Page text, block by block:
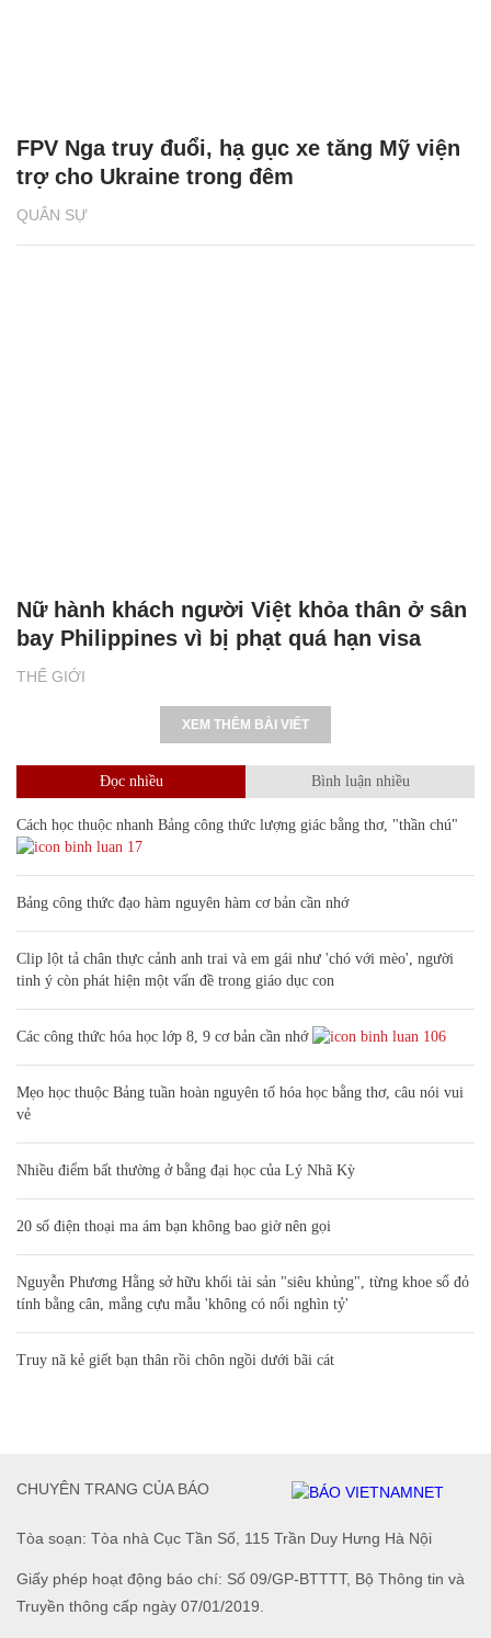
QUÂN SỰ
FPV Nga truy đuổi, hạ gục xe tăng Mỹ viện
trợ cho Ukraine trong đêm
THẾ GIỚI
Nữ hành khách người Việt khỏa thân ở sân
bay Philippines vì bị phạt quá hạn visa
XEM THÊM BÀI VIẾT
Đọc nhiều Bình luận nhiều
Cách học thuộc nhanh Bảng công thức lượng giác bằng thơ, "thần chú"
17
Bảng công thức đạo hàm nguyên hàm cơ bản cần nhớ
Clip lột tả chân thực cảnh anh trai và em gái như 'chó với mèo', người
tinh ý còn phát hiện một vấn đề trong giáo dục con
Các công thức hóa học lớp 8, 9 cơ bản cần nhớ 106
Mẹo học thuộc Bảng tuần hoàn nguyên tố hóa học bằng thơ, câu nói vui
vẻ
Nhiều điểm bất thường ở bằng đại học của Lý Nhã Kỳ
20 số điện thoại ma ám bạn không bao giờ nên gọi
Nguyễn Phương Hằng sở hữu khối tài sản "siêu khủng", từng khoe sổ đỏ
tính bằng cân, mắng cựu mẫu 'không có nổi nghìn tỷ'
Truy nã kẻ giết bạn thân rồi chôn ngồi dưới bãi cát
Tòa soạn: Tòa nhà Cục Tần Số, 115 Trần Duy Hưng Hà Nội
Giấy phép hoạt động báo chí: Số 09/GP-BTTTT, Bộ Thông tin và
Truyền thông cấp ngày 07/01/2019.
CHUYÊN TRANG CỦA BÁO